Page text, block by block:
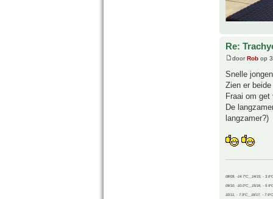
Re:
doorRob op
Snelle
Zien er
Fraai om
De
langzamer?)
08/09, -14.7°C__14/15, -
09/10, -10.0°C__15/16, -
10/11, - 7.9°C__16/17, -